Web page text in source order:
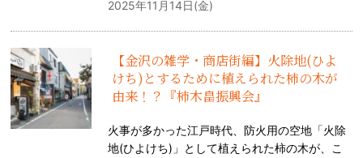
2025年11月14日(金)
【金沢の雑学・商店街編】火除地(ひよ
けち)とするために植えられた柿の木が
由来！？『柿木畠振興会』
火事が多かった江戸時代、防火用の空地「火除
地(ひよけち)」として植えられた柿の木が、こ